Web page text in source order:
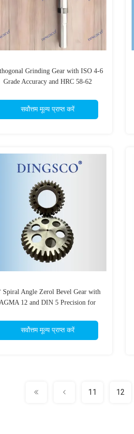
Grinding Gear with ISO 4-6
Grade Accuracy and HRC 58-62
सर्वोत्तम मूल्य प्राप्त करें
Spiral Angle Zerol Bevel Gear with
12 and DIN 5 Precision for
सर्वोत्तम मूल्य प्राप्त करें
11 12